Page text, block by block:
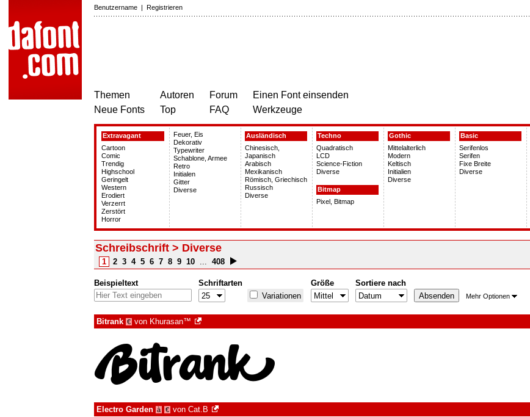
Benutzername | Registrieren
Themen
Neue Fonts
Autoren
Top
Forum
FAQ
Einen Font einsenden
Werkzeuge
Extravagant
Cartoon
Comic
Trendig
Highschool
Geringelt
Western
Erodiert
Verzerrt
Zerstört
Horror
Feuer, Eis
Dekorativ
Typewriter
Schablone, Armee
Retro
Initialen
Gitter
Diverse
Ausländisch
Chinesisch,
Japanisch
Arabisch
Mexikanisch
Römisch, Griechisch
Russisch
Diverse
Techno
Quadratisch
LCD
Science-Fiction
Diverse
Bitmap
Pixel, Bitmap
Gothic
Mittelalterlich
Modern
Keltisch
Initialien
Diverse
Basic
Serifenlos
Serifen
Fixe Breite
Diverse
Schreibschrift > Diverse
1 2 3 4 5 6 7 8 9 10 ... 408
Beispieltext
Schriftarten
Variationen
Größe Sortiere nach
Mehr Optionen
Bitrank € von Khurasan™
Electro Garden à € von Cat.B